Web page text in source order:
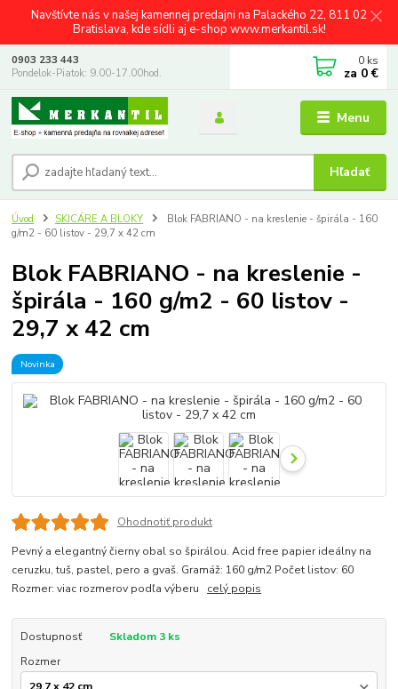
Navštívte nás v našej kamennej predajni na Palackého 22, 811 02
Bratislava, kde sídli aj e-shop www.merkantil.sk!
Menu
Hľadať
0903 233 443
Pondelok-Piatok: 9.00-17.00hod.
0 ks
za 0 €
Úvod SKICÁRE A BLOKY
Blok FABRIANO - na kreslenie - špirála - 160
g/m2 - 60 listov - 29,7 x 42 cm
Blok FABRIANO - na kreslenie -
špirála - 160 g/m2 - 60 listov -
29,7 x 42 cm
Novinka
Ohodnotiť produkt
Pevný a elegantný čierny obal so špirálou. Acid free papier ideálny na
ceruzku, tuš, pastel, pero a gvaš. Gramáž: 160 g/m2 Počet listov: 60
Rozmer: viac rozmerov podľa výberu celý popis
Dostupnosť
Skladom 3 ks
Rozmer